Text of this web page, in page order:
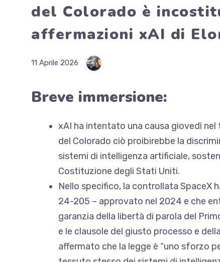
del Colorado è
affermazioni xAI di
11 Aprile 2026
Breve immersione:
xAI ha intentato una causa giovedì
del Colorado ciò proibirebbe la
sistemi di intelligenza artificiale,
Costituzione degli Stati Uniti.
Nello specifico, la controllata SpaceX
24-205 – approvato nel 2024 e che
garanzia della libertà di parola del
e le clausole del giusto processo e
affermato che la legge è “uno sforzo